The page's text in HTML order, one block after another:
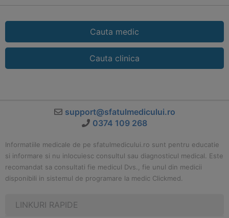
Cauta medic
Cauta clinica
support@sfatulmedicului.ro
0374 109 268
Informatiile medicale de pe sfatulmedicului.ro sunt pentru educatie
si informare si nu inlocuiesc consultul sau diagnosticul medical. Este
recomandat sa consultati fie medicul Dvs., fie unul din medicii
disponibili in sistemul de programare la medic Clickmed.
LINKURI RAPIDE